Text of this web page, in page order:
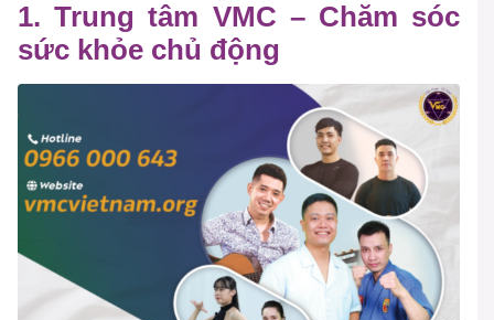
1. Trung tâm VMC – Chăm sóc
sức khỏe chủ động